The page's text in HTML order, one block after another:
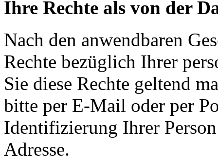
Ihre Rechte als von der
Nach den anwendbaren
Rechte bezüglich Ihrer
Sie diese Rechte geltend
bitte per E-Mail oder per
Identifizierung Ihrer
Adresse.